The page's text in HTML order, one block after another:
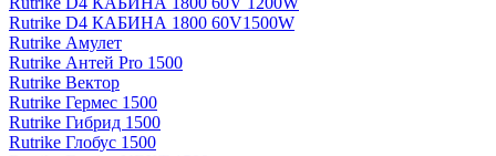
Rutrike D4 КАБИНА 1800 60V1500W
Rutrike Амулет
Rutrike Антей Pro 1500
Rutrike Вектор
Rutrike Гермес 1500
Rutrike Гибрид 1500
Rutrike Глобус 1500